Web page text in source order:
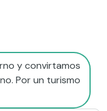
y convirtamos
Por un turismo